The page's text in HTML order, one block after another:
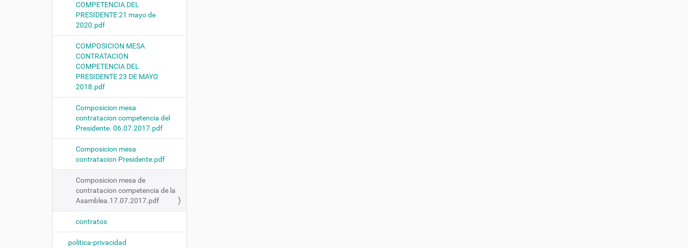
COMPETENCIA DEL
PRESIDENTE 21 mayo de
2020.pdf
COMPOSICION MESA
CONTRATACION
COMPETENCIA DEL
PRESIDENTE 23 DE MAYO
2018.pdf
Composicion mesa
contratacion competencia del
Presidente. 06.07.2017.pdf
Composicion mesa
contratacion Presidente.pdf
Composicion mesa de
contratacion competencia de la
Asamblea.17.07.2017.pdf
contratos
politica-privacidad